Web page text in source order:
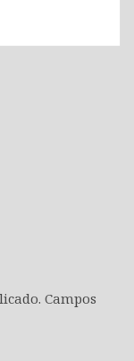
Campos